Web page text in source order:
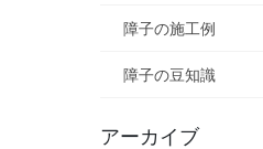
障子の施工例
障子の豆知識
アーカイブ